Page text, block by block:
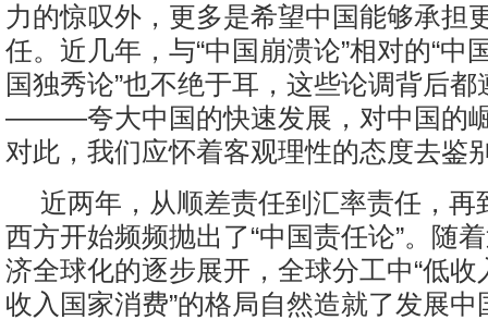
力的惊叹外，更多是希望中国能够承担
任。近几年，与“中国崩溃论”相对的“中
国独秀论”也不绝于耳，这些论调背后
———夸大中国的快速发展，对中国的
对此，我们应怀着客观理性的态度去鉴
近两年，从顺差责任到汇率责任，再
西方开始频频抛出了“中国责任论”。随
济全球化的逐步展开，全球分工中“低
收入国家消费”的格局自然造就了发展